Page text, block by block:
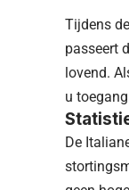
Tijdens
passeert
lovend.
u
De